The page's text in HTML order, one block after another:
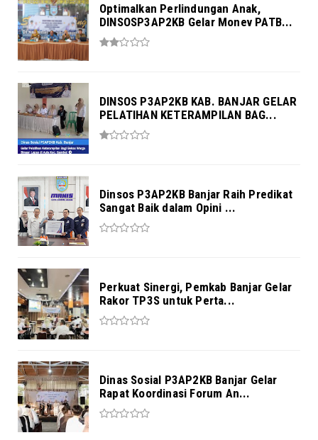
Optimalkan Perlindungan Anak,
DINSOSP3AP2KB Gelar Monev PATB...
DINSOS P3AP2KB KAB. BANJAR GELAR
PELATIHAN KETERAMPILAN BAG...
Dinsos P3AP2KB Banjar Raih Predikat
Sangat Baik dalam Opini ...
Perkuat Sinergi, Pemkab Banjar Gelar
Rakor TP3S untuk Perta...
Dinas Sosial P3AP2KB Banjar Gelar
Rapat Koordinasi Forum An...